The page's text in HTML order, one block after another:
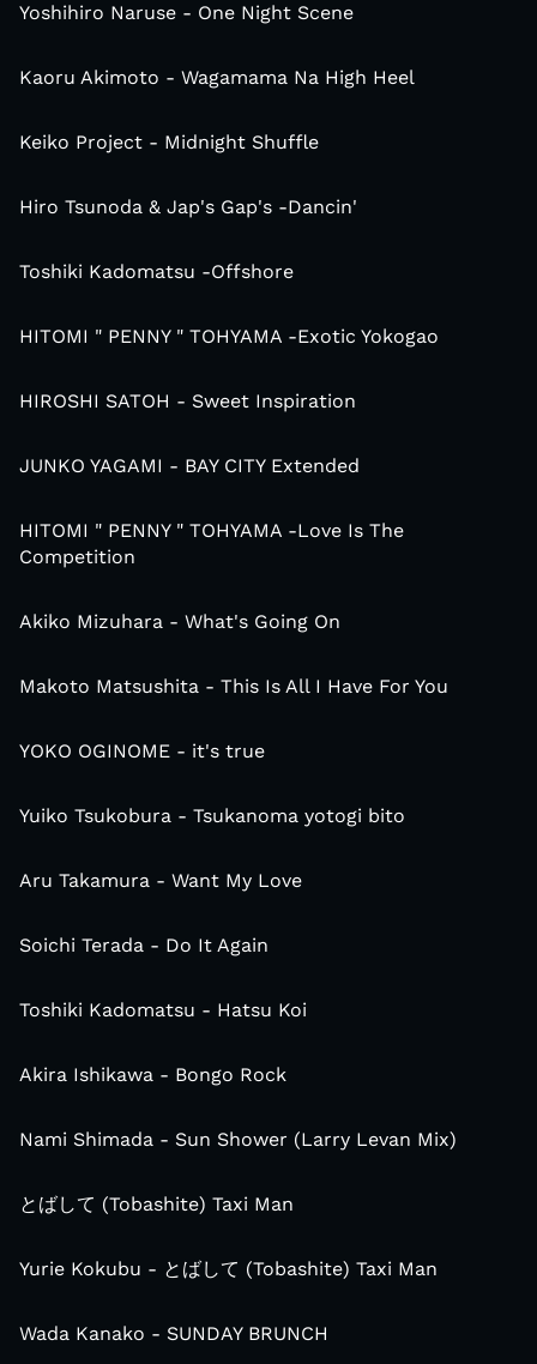
Yoshihiro Naruse - One Night Scene
Kaoru Akimoto - Wagamama Na High Heel
Keiko Project - Midnight Shuffle
Hiro Tsunoda & Jap's Gap's -Dancin'
Toshiki Kadomatsu -Offshore
HITOMI " PENNY " TOHYAMA -Exotic Yokogao
HIROSHI SATOH - Sweet Inspiration
JUNKO YAGAMI - BAY CITY Extended
HITOMI " PENNY " TOHYAMA -Love Is The
Competition
Akiko Mizuhara - What's Going On
Makoto Matsushita - This Is All I Have For You
YOKO OGINOME - it's true
Yuiko Tsukobura - Tsukanoma yotogi bito
Aru Takamura - Want My Love
Soichi Terada - Do It Again
Toshiki Kadomatsu - Hatsu Koi
Akira Ishikawa - Bongo Rock
Nami Shimada - Sun Shower (Larry Levan Mix)
とばして (Tobashite) Taxi Man
Yurie Kokubu - とばして (Tobashite) Taxi Man
Wada Kanako - SUNDAY BRUNCH